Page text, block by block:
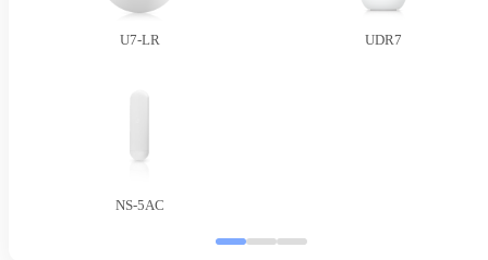
U7-LR UDR7
NS-5AC